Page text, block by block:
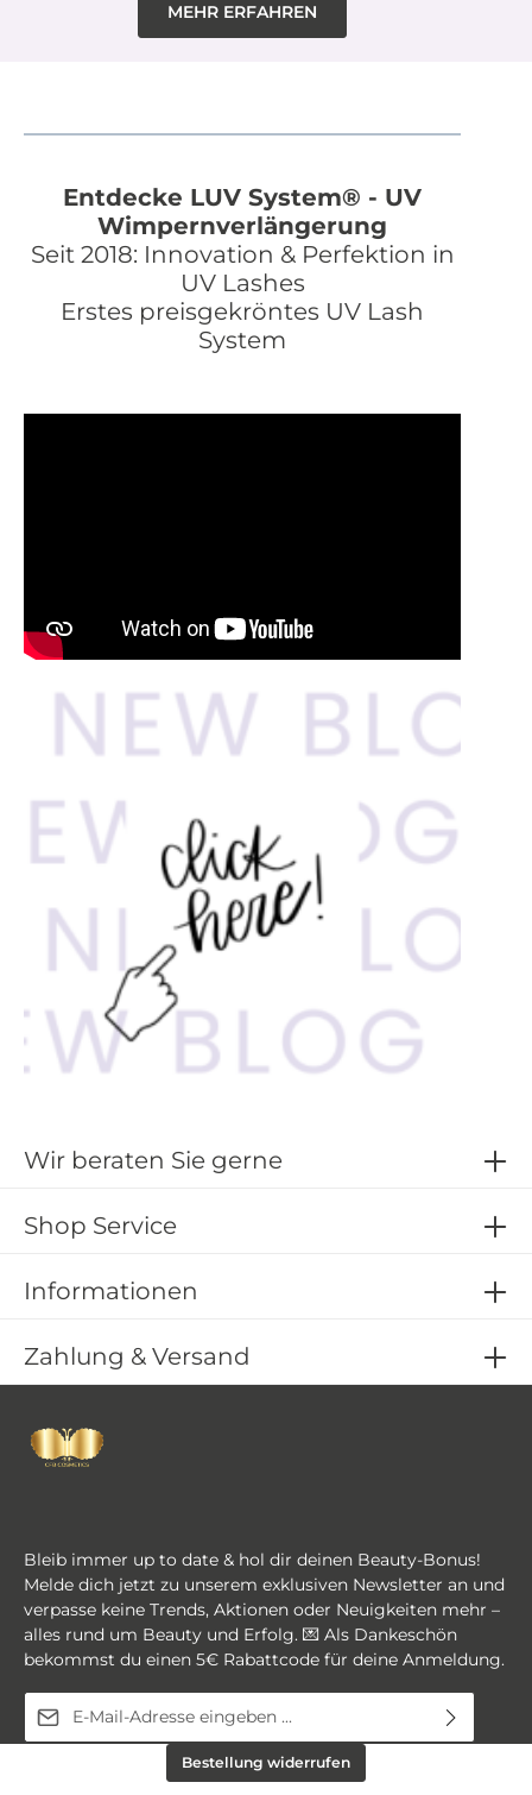
MEHR ERFAHREN
Entdecke LUV System® - UV
Wimpernverlängerung
Seit 2018: Innovation & Perfektion in
UV Lashes
Erstes preisgekröntes UV Lash
System
Bleib immer up to date & hol dir deinen Beauty-Bonus!
Melde dich jetzt zu unserem exklusiven Newsletter an und
verpasse keine Trends, Aktionen oder Neuigkeiten mehr –
alles rund um Beauty und Erfolg. 💌 Als Dankeschön
bekommst du einen 5€ Rabattcode für deine Anmeldung.
E-Mail-Adresse*
Datenschutzbestimmungen
Kenntnis genommen und dieAGBgelesen und bin
Diese Seite ist durch reCAPTCHA geschützt und es gelten die
undNutzungsbedingungen
Wir beraten Sie gerne
Shop Service
Informationen
Zahlung & Versand
Bestellung widerrufen